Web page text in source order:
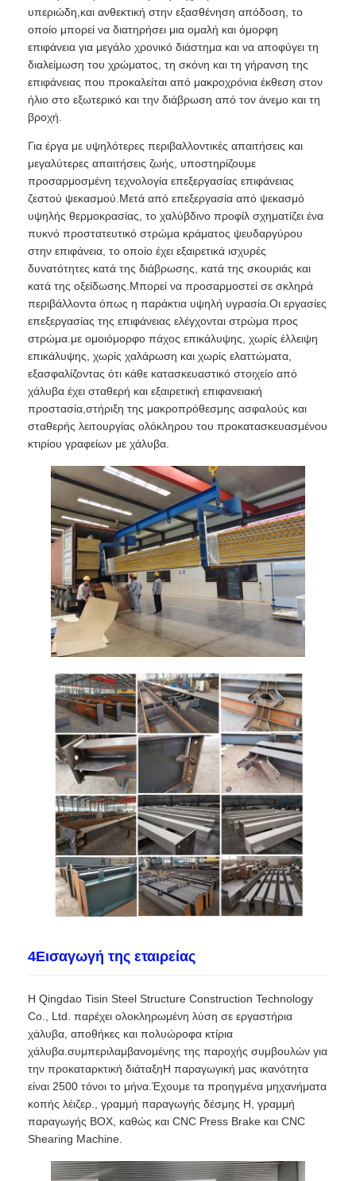
υπεριώδη,και ανθεκτική στην εξασθένηση απόδοση, το
οποίο μπορεί να διατηρήσει μια ομαλή και όμορφη
επιφάνεια για μεγάλο χρονικό διάστημα και να αποφύγει τη
διαλείμωση του χρώματος, τη σκόνη και τη γήρανση της
επιφάνειας που προκαλείται από μακροχρόνια έκθεση στον
ήλιο στο εξωτερικό και την διάβρωση από τον άνεμο και τη
βροχή.
Για έργα με υψηλότερες περιβαλλοντικές απαιτήσεις και
μεγαλύτερες απαιτήσεις ζωής, υποστηρίζουμε
προσαρμοσμένη τεχνολογία επεξεργασίας επιφάνειας
ζεστού ψεκασμού.Μετά από επεξεργασία από ψεκασμό
υψηλής θερμοκρασίας, το χαλύβδινο προφίλ σχηματίζει ένα
πυκνό προστατευτικό στρώμα κράματος ψευδαργύρου
στην επιφάνεια, το οποίο έχει εξαιρετικά ισχυρές
δυνατότητες κατά της διάβρωσης, κατά της σκουριάς και
κατά της οξείδωσης.Μπορεί να προσαρμοστεί σε σκληρά
περιβάλλοντα όπως η παράκτια υψηλή υγρασία.Οι εργασίες
επεξεργασίας της επιφάνειας ελέγχονται στρώμα προς
στρώμα.με ομοιόμορφο πάχος επικάλυψης, χωρίς έλλειψη
επικάλυψης, χωρίς χαλάρωση και χωρίς ελαττώματα,
εξασφαλίζοντας ότι κάθε κατασκευαστικό στοιχείο από
χάλυβα έχει σταθερή και εξαιρετική επιφανειακή
προστασία,στήριξη της μακροπρόθεσμης ασφαλούς και
σταθερής λειτουργίας ολόκληρου του προκατασκευασμένου
κτιρίου γραφείων με χάλυβα.
4Εισαγωγή της εταιρείας
Η Qingdao Tisin Steel Structure Construction Technology
Co., Ltd. παρέχει ολοκληρωμένη λύση σε εργαστήρια
χάλυβα, αποθήκες και πολυώροφα κτίρια
χάλυβα.συμπεριλαμβανομένης της παροχής συμβουλών για
την προκαταρκτική διάταξηΗ παραγωγική μας ικανότητα
είναι 2500 τόνοι το μήνα.Έχουμε τα προηγμένα μηχανήματα
κοπής λέιζερ., γραμμή παραγωγής δέσμης H, γραμμή
παραγωγής BOX, καθώς και CNC Press Brake και CNC
Shearing Machine.